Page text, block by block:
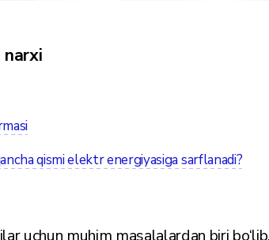
narxi
qismi elektr energiyasiga sarflanadi?
uchun muhim masalalardan biri